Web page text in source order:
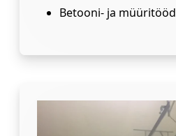
Betooni- ja müüritööd